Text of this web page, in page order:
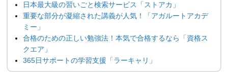
日本最大級の習いごと検索サービス「ストアカ」
重要な部分が凝縮された講義が人気！「アガルートアカデ
ミー」
合格のための正しい勉強法！本気で合格するなら「資格ス
クエア」
365日サポートの学習支援「ラーキャリ」